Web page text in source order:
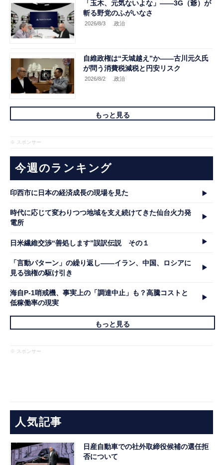
「玉木、元気ないよな」――3G（爺）が
斬る野党のふがいなさ
2026/8/3 .政治
自維政権は“天城越え”か――古川元久氏
が問う消費税減税と円安リスク
2026/8/2 .政治
もっと見る
※ スポンサー
今週のランキング
印西市に日本の経済成長の現場を見た
時代に応じて変わりつつ地域を支え続けてきた仙台火力発
電所
日米繊維交渉“善処します”誤訳伝説 その１
「言動パターン」の繰り返し――イラン、中国、ロシアに
見る強権の駆け引き
海自P-1哨戒機、事実上の「調達中止」も？高騰コストと
低稼働率の現実
もっと見る
※ スポンサー
人気記事
日産自動車での社外取締役候補の選任拒
否について